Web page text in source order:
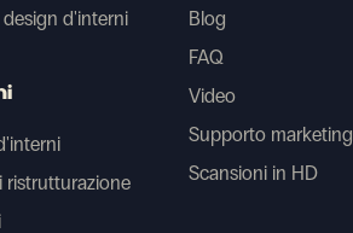
design d'interni
ristrutturazione
Blog
FAQ
Video
Supporto marketing
Scansioni in HD